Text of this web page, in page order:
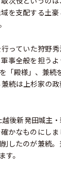
を支配する土
っていた狩野
事全般を担う
「殿様」、兼続
続は上杉家の
後新発田城主
かなものにしま
したのが兼続
。